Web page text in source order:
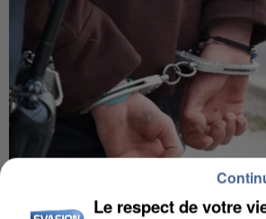
Le respect de votre